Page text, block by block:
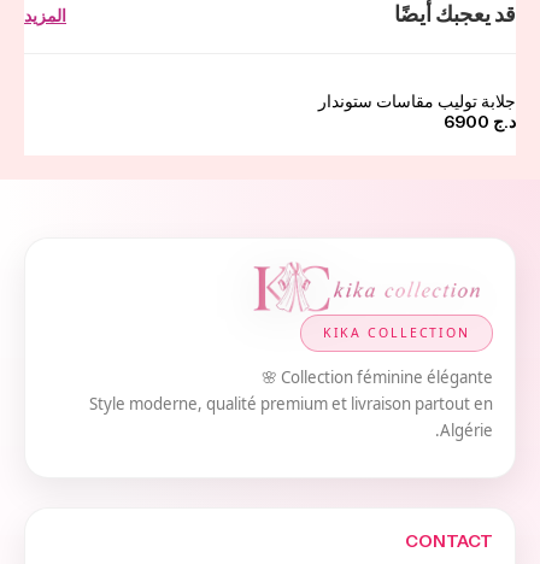
قد يعجبك أيضًا المزيد
جلابة توليب مقاسات ستوندار
د.ج
KIKA COLLECTION
Collection féminine élégante 🌸
Style moderne, qualité premium et livraison partout en
Algérie.
CONTACT